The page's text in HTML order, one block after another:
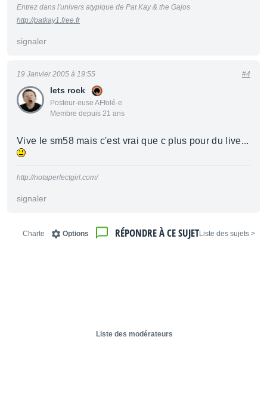
Entrez dans l'univers atypique de Pat Kay & the Gajos
http://patkay1.free.fr
signaler
lets rock
Posteur·euse AFfolé·e
Membre depuis 21 ans
19 Janvier 2005 à 19:55 #4
Vive le sm58 mais c'est vrai que c plus pour du live...
http://notaperfectgirl.com/
signaler
< Liste des sujets
RÉPONDRE À CE SUJET
Options
Charte
Liste des modérateurs